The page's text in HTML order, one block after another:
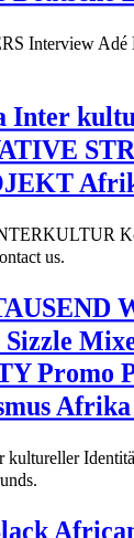
Interview
us.
Sizzle
Promo